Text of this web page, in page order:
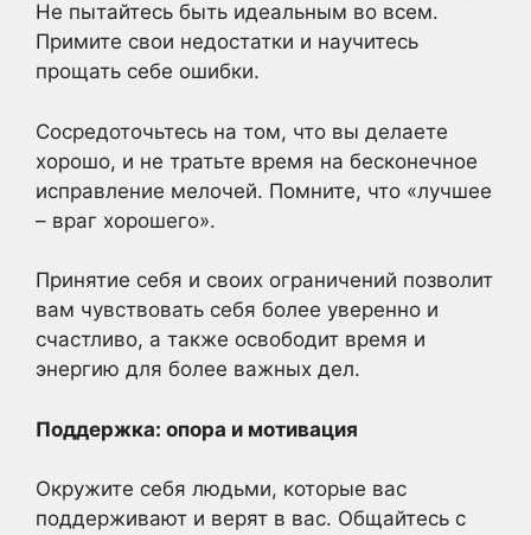
Не пытайтесь быть идеальным во всем.
Примите свои недостатки и научитесь
прощать себе ошибки.
Сосредоточьтесь на том, что вы делаете
хорошо, и не тратьте время на бесконечное
исправление мелочей. Помните, что «лучшее
– враг хорошего».
Принятие себя и своих ограничений позволит
вам чувствовать себя более уверенно и
счастливо, а также освободит время и
энергию для более важных дел.
Поддержка: опора и мотивация
Окружите себя людьми, которые вас
поддерживают и верят в вас. Общайтесь с